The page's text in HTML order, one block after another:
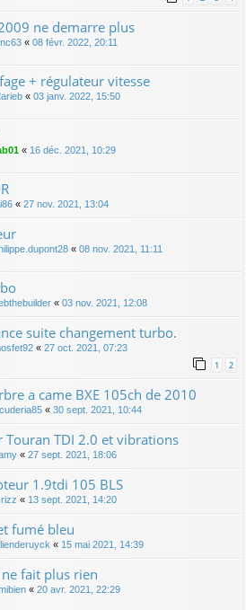
ne demarre plus
« 08 févr. 2022, 20:11
+ régulateur vitesse
« 03 janv. 2022, 15:50
« 16 déc. 2021, 10:29
« 27 nov. 2021, 13:04
« 08 nov. 2021, 11:11
« 03 nov. 2021, 12:08
suite changement turbo.
« 27 oct. 2021, 07:23
1 2
a came BXE 105ch de 2010
« 30 sept. 2021, 10:44
TDI 2.0 et vibrations
« 27 sept. 2021, 18:06
1.9tdi 105 BLS
« 13 sept. 2021, 14:20
fumé bleu
« 15 mai 2021, 14:39
fait plus rien
« 20 avr. 2021, 22:29